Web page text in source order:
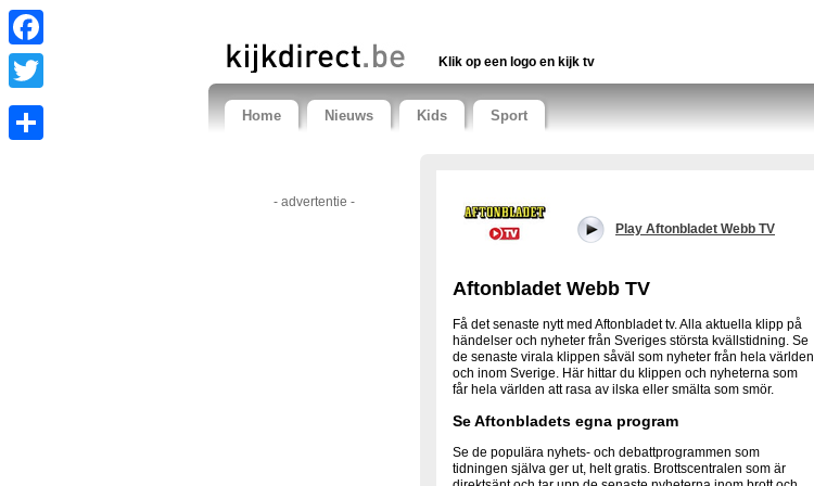
Facebook
Twitter
Klik op een logo en kijk tv
Home Nieuws Kids Sport
- advertentie -
Play Aftonbladet Webb TV
Aftonbladet Webb TV
Få det senaste nytt med Aftonbladet tv. Alla aktuella klipp på
händelser och nyheter från Sveriges största kvällstidning. Se
de senaste virala klippen såväl som nyheter från hela världen
och inom Sverige. Här hittar du klippen och nyheterna som
får hela världen att rasa av ilska eller smälta som smör.
Se Aftonbladets egna program
Se de populära nyhets- och debattprogrammen som
tidningen själva ger ut, helt gratis. Brottscentralen som är